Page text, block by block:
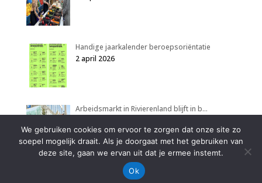
Handige jaarkalender beroepsoriëntatie
2 april 2026
Arbeidsmarkt in Rivierenland blijft in b…
We gebruiken cookies om ervoor te zorgen dat onze site zo
soepel mogelijk draait. Als je doorgaat met het gebruiken van
deze site, gaan we ervan uit dat je ermee instemt.
Ok